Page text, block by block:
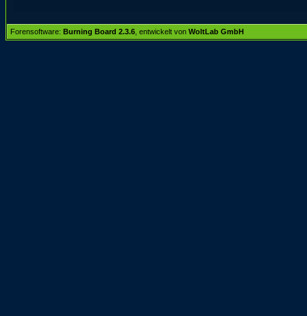
Forensoftware: Burning Board 2.3.6 , entwickelt von WoltLab GmbH